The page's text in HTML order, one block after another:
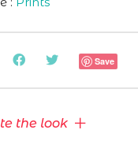
Save
the look